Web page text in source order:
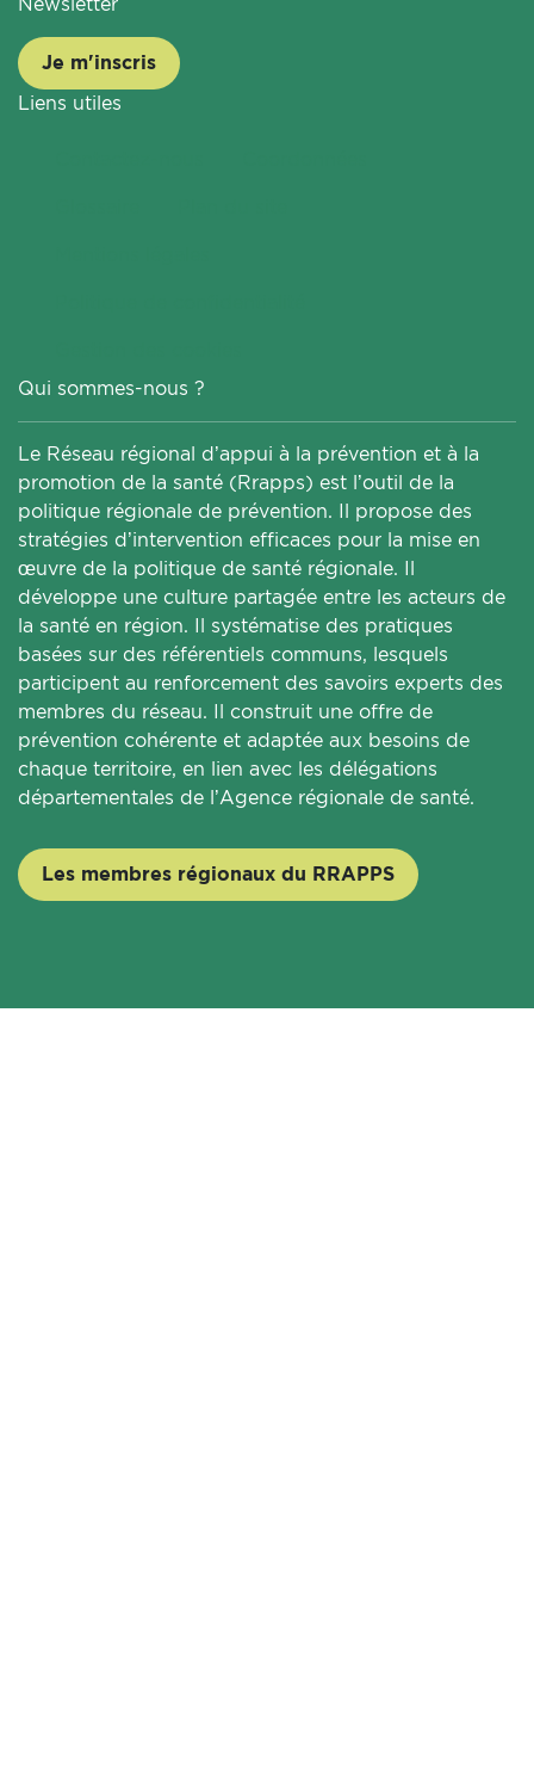
Je m'inscris
Liens utiles
Qui sommes-nous ?
Le Réseau régional d’appui à la prévention et à la
promotion de la santé (Rrapps) est l’outil de la
politique régionale de prévention. Il propose des
stratégies d’intervention efficaces pour la mise en
œuvre de la politique de santé régionale. Il
développe une culture partagée entre les acteurs de
la santé en région. Il systématise des pratiques
basées sur des référentiels communs, lesquels
participent au renforcement des savoirs experts des
membres du réseau. Il construit une offre de
prévention cohérente et adaptée aux besoins de
chaque territoire, en lien avec les délégations
départementales de l’Agence régionale de santé.
Les membres régionaux du RRAPPS